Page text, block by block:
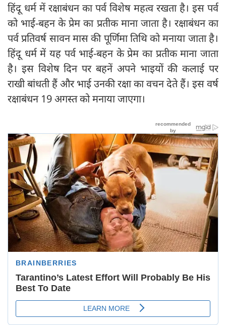
हिंदू धर्म में रक्षाबंधन का पर्व विशेष महत्व रखता है। इस पर्व
को भाई-बहन के प्रेम का प्रतीक माना जाता है। रक्षाबंधन का
पर्व प्रतिवर्ष सावन मास की पूर्णिमा तिथि को मनाया जाता है।
हिंदू धर्म में यह पर्व भाई-बहन के प्रेम का प्रतीक माना जाता
है। इस विशेष दिन पर बहनें अपने भाइयों की कलाई पर
राखी बांधती हैं और भाई उनकी रक्षा का वचन देते हैं। इस वर्ष
रक्षाबंधन 19 अगस्त को मनाया जाएगा।